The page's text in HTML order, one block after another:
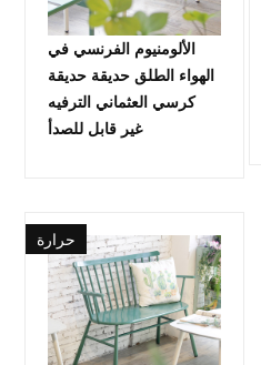
الألومنيوم الفرنسي في
الهواء الطلق حديقة حديقة
كرسي العثماني الترفيه
غير قابل للصدأ
حرارة